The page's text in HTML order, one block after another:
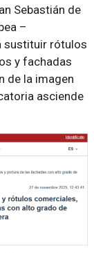
Sebastián de
–
sustituir rótulos
y fachadas
de la imagen
asciende